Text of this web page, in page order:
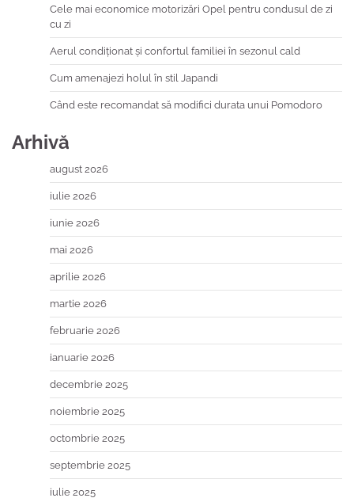
Cele mai economice motorizări Opel pentru condusul de zi
cu zi
Aerul condiționat și confortul familiei în sezonul cald
Cum amenajezi holul în stil Japandi
Când este recomandat să modifici durata unui Pomodoro
Arhivă
august 2026
iulie 2026
iunie 2026
mai 2026
aprilie 2026
martie 2026
februarie 2026
ianuarie 2026
decembrie 2025
noiembrie 2025
octombrie 2025
septembrie 2025
iulie 2025